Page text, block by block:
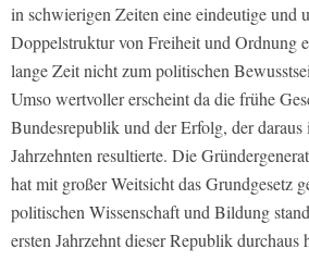
in schwierigen Zeiten eine eindeutige und
Doppelstruktur von Freiheit und Ordnung
lange Zeit nicht zum politischen
Umso wertvoller erscheint da die frühe
Bundesrepublik und der Erfolg, der daraus
Jahrzehnten resultierte. Die
hat mit großer Weitsicht das Grundgesetz
politischen Wissenschaft und Bildung
ersten Jahrzehnt dieser Republik